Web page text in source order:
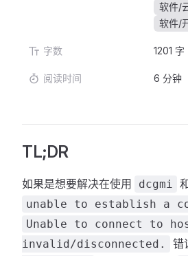
软件/
软件/
字数 1201 字
阅读时间 6 分钟
TL;DR
如果是想要解决在使用 dcgmi
unable to establish a
Unable to connect to
invalid/disconnected.
错